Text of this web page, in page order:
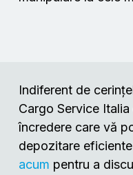
Indiferent de
Cargo Service
încredere care vă
depozitare
acum pentru a